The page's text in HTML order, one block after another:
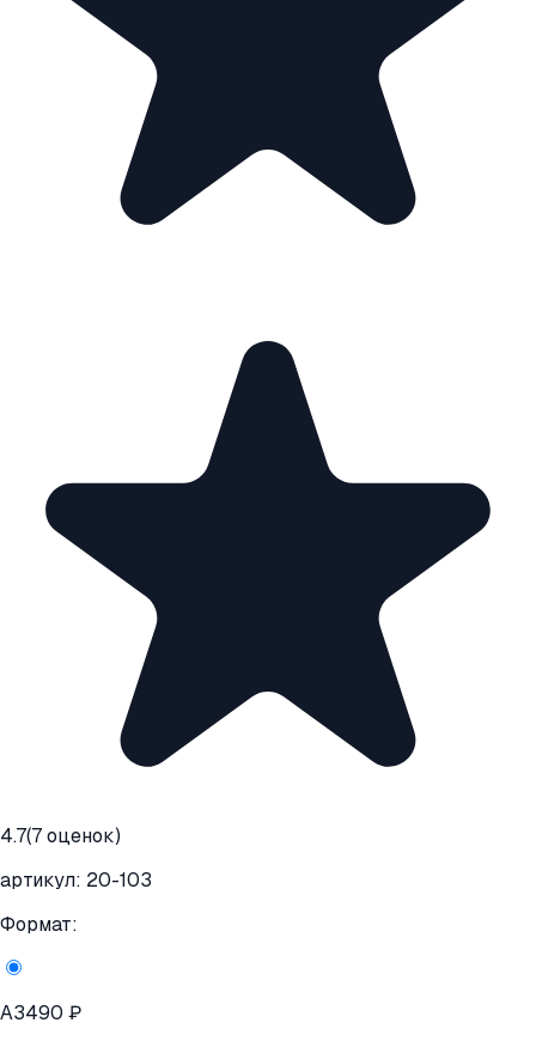
4.7(7оценок)
артикул: 20-103
Формат:
A3490 ₽